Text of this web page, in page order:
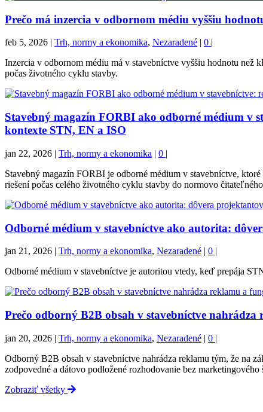
Prečo má inzercia v odbornom médiu vyššiu
feb 5, 2026 | Trh, normy a ekonomika, Nezaradené | 0 |
Inzercia v odbornom médiu má v stavebníctve vyššiu hodnotu než
počas životného cyklu stavby.
Stavebný magazín FORBI ako odborné médium v
kontexte STN, EN a ISO
jan 22, 2026 | Trh, normy a ekonomika | 0 |
Stavebný magazín FORBI je odborné médium v stavebníctve,
riešení počas celého životného cyklu stavby do normovo
Odborné médium v stavebníctve ako autorita:
jan 21, 2026 | Trh, normy a ekonomika, Nezaradené | 0 |
Odborné médium v stavebníctve je autoritou vtedy, keď prepája
Prečo odborný B2B obsah v stavebníctve
jan 20, 2026 | Trh, normy a ekonomika, Nezaradené | 0 |
Odborný B2B obsah v stavebníctve nahrádza reklamu tým, že na
zodpovedné a dátovo podložené rozhodovanie bez marketingového
Zobraziť všetky